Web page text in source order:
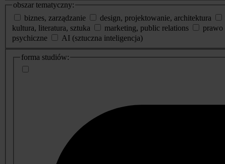
obszar tematyczny:
biznes, zarządzanie
design, projektowanie, architektura
kultura, literatura, sztuka
marketing, public relations prawo
psychiczne
AI (sztuczna inteligencja)
dodatkowe
informacje
forma studiów: